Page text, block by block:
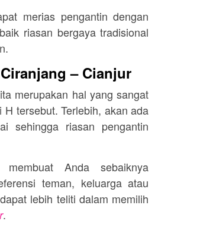
merias pengantin dengan
riasan bergaya tradisional
– Cianjur
merupakan hal yang sangat
tersebut. Terlebih, akan ada
sehingga riasan pengantin
Anda sebaiknya
teman, keluarga atau
lebih teliti dalam memilih
.